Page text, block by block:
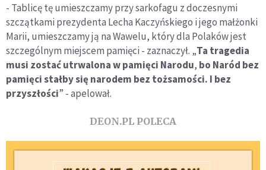
- Tablicę tę umieszczamy przy sarkofagu z doczesnymi
szczątkami prezydenta Lecha Kaczyńskiego i jego małżonki
Marii, umieszczamy ją na Wawelu, który dla Polaków jest
szczególnym miejscem pamięci - zaznaczył. „Ta tragedia
musi zostać utrwalona w pamięci Narodu, bo Naród bez
pamięci stałby się narodem bez tożsamości. I bez
przyszłości” - apelował.
DEON.PL POLECA